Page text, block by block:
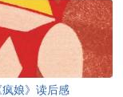
疯娘》读后感